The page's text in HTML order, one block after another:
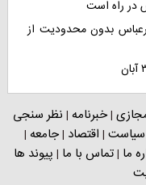
در راه است
بدون محدودیت از
|خبرنامه | نظر سنجی
سیاست | اقتصاد |جامعه |
ما |تماس با ما | پیوند ها